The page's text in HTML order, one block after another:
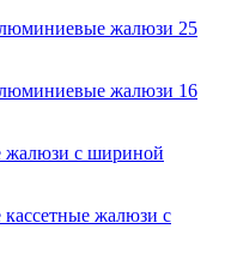
жалюзи 25
жалюзи 16
жалюзи с шириной
жалюзи с